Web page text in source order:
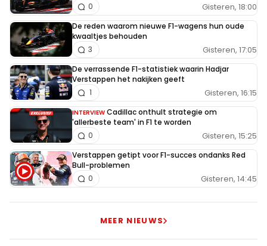
Gisteren, 18:00
0
De reden waarom nieuwe F1-wagens hun oude
kwaaltjes behouden
Gisteren, 17:05
3
De verrassende F1-statistiek waarin Hadjar
Verstappen het nakijken geeft
Gisteren, 16:15
1
INTERVIEW Cadillac onthult strategie om
'allerbeste team' in F1 te worden
Gisteren, 15:25
0
Verstappen getipt voor F1-succes ondanks Red
Bull-problemen
Gisteren, 14:45
0
MEER NIEUWS